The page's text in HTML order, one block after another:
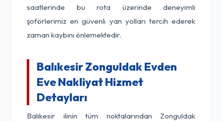
saatlerinde bu rota üzerinde deneyimli
şoförlerimiz en güvenli yan yolları tercih ederek
zaman kaybını önlemektedir.
Balıkesir Zonguldak Evden
Eve Nakliyat Hizmet
Detayları
Balıkesir ilinin tüm noktalarından Zonguldak